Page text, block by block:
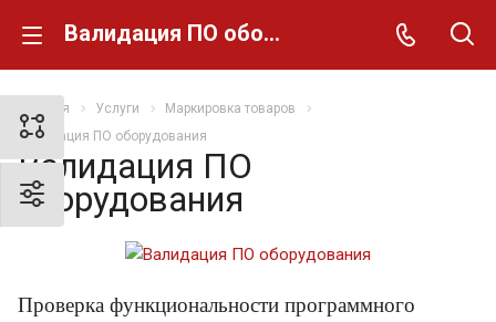
Валидация ПО оборудования
Главная Услуги
Маркировка товаров
Валидация ПО оборудования
Валидация ПО
оборудования
Проверка функциональности программного